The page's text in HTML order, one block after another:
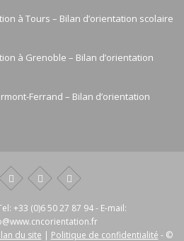
à Tours – Bilan d’orientation scolaire
à Grenoble – Bilan d’orientation
Ferrand – Bilan d’orientation
+33 (0)6 50 27 87 94- E-mail:
du site | Politique de confidentialité - ©